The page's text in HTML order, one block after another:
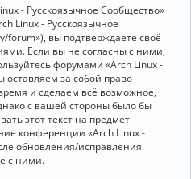
н
та
ц
и
я
- Русскоязычное Сообщество»
Linux - Русскоязычное
forum»), вы подтверждаете своё
Если вы не согласны с ними,
форумами «Arch Linux -
за собой право
и сделаем всё возможное,
с вашей стороны было бы
этот текст на предмет
конференции «Arch Linux -
обновления/исправления
с ними.